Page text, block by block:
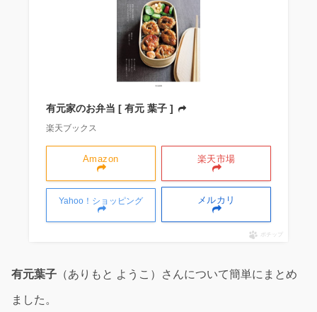
有元家のお弁当 [ 有元 葉子 ]
楽天ブックス
Amazon 楽天市場
Yahoo！ショッピング メルカリ
ポチップ
有元葉子 （ありもと ようこ）さんについて簡単にまとめ
ました。